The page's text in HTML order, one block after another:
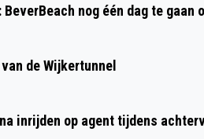
nog één dag te gaan
de Wijkertunnel
inrijden op agent tijdens